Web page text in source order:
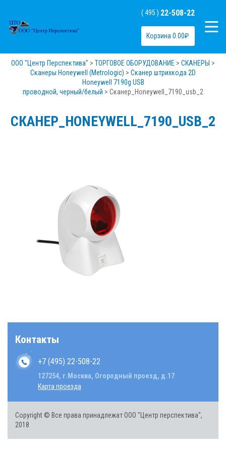
( 495 ) 22-508-22
Корзина 0.00₽
ООО "Центр Перспектива" > ТОРГОВОЕ ОБОРУДОВАНИЕ > СКАНЕРЫ >
Сканеры Honeywell (Metrologic) > Сканер штрихкода 2D
Honeywell 7190g USB
проводной, черный/белый > Сканер_Honeywell_7190_usb_2
СКАНЕР_HONEYWELL_7190_USB_2
Контакты
+7 (495) 22-508-22
127254, г.Москва, Огородный проезд, д.17
Карта проезда
Copyright © Все права принадлежат ООО "Центр перспектива",
2018